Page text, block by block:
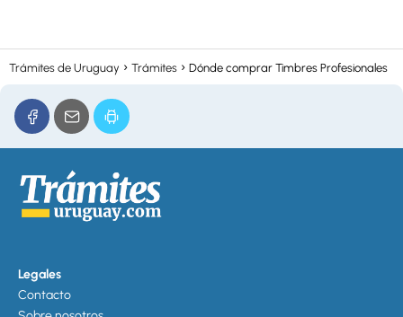
Trámites de Uruguay Trámites Dónde comprar Timbres Profesionales
Legales
Contacto